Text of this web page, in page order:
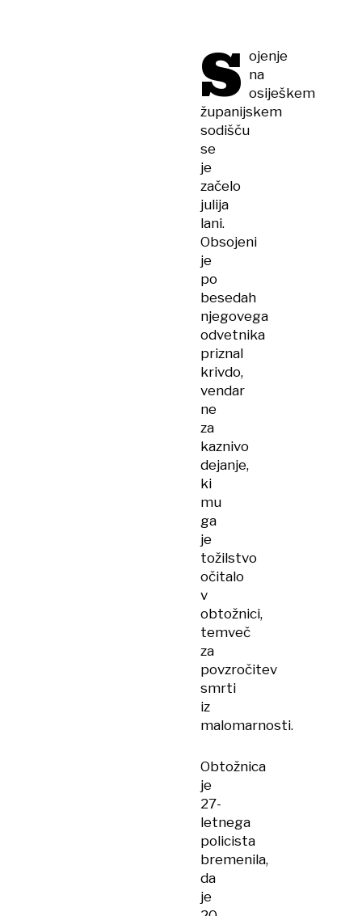
S ojenje
na
osiješkem
županijskem
sodišču
se
je
začelo
julija
lani.
Obsojeni
je
po
besedah
njegovega
odvetnika
priznal
krivdo,
vendar
ne
za
kaznivo
dejanje,
ki
mu
ga
je
tožilstvo
očitalo
v
obtožnici,
temveč
za
povzročitev
smrti
iz
malomarnosti.
Obtožnica
je
27-
letnega
policista
bremenila,
da
je